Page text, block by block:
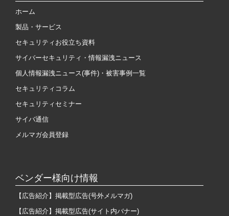
ホーム
製品・サービス
セキュリティお役立ち資料
サイバーセキュリティ・情報漏洩ニュース
個人情報漏洩ニュース(事件)・被害事例一覧
セキュリティコラム
セキュリティセミナー
サイバ通信
メルマガ会員登録
ベンダー様向け情報
【広告紹介】掲載型広告(号外メルマガ)
【広告紹介】掲載型広告(サイト内バナー)